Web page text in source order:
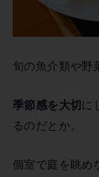
旬の魚介類や野
季節感を大切に
るのだとか。
個室で庭を眺め